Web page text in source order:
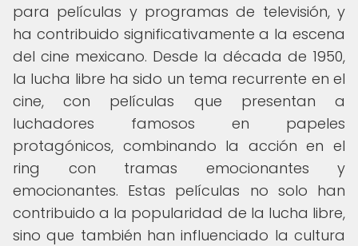
para películas y programas de televisión, y
ha contribuido significativamente a la escena
del cine mexicano. Desde la década de 1950,
la lucha libre ha sido un tema recurrente en el
cine, con películas que presentan a
luchadores famosos en papeles
protagónicos, combinando la acción en el
ring con tramas emocionantes y
emocionantes. Estas películas no solo han
contribuido a la popularidad de la lucha libre,
sino que también han influenciado la cultura